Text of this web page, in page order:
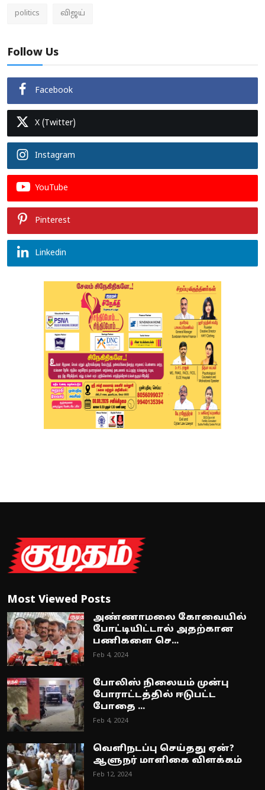
politics விஜய்
Follow Us
Facebook
X (Twitter)
Instagram
YouTube
Pinterest
Linkedin
Most Viewed Posts
அண்ணாமலை கோவையில்
போட்டியிட்டால் அதற்கான
பணிகளை செ...
Feb 4, 2024
போலிஸ் நிலையம் முன்பு
போராட்டத்தில் ஈடுபட்ட
போதை ...
Feb 4, 2024
வெளிநடப்பு செய்தது ஏன்?
ஆளுநர் மாளிகை விளக்கம்
Feb 12, 2024